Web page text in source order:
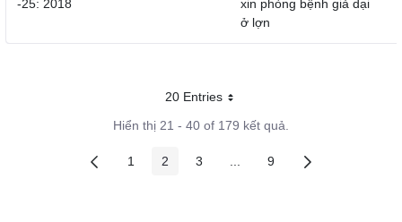
-25: 2018
xin phòng bệnh giả dại
ở lợn
20 EntriesMỗi trang
Hiển thị 21 - 40 of 179 kết quả.
Các trang trên cổng
1 Các trang trên cổng
2 Các trang trên cổng
3 Các trang trung gian
Các trang trên cổng
9